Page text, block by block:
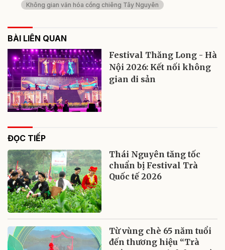
Không gian văn hóa cồng chiêng Tây Nguyên
BÀI LIÊN QUAN
Festival Thăng Long - Hà
Nội 2026: Kết nối không
gian di sản
ĐỌC TIẾP
Thái Nguyên tăng tốc
chuẩn bị Festival Trà
Quốc tế 2026
Từ vùng chè 65 năm tuổi
đến thương hiệu “Trà